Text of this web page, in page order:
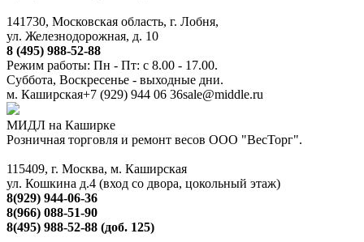
141730, Московская область, г. Лобня,
ул. Железнодорожная, д. 10
8 (495) 988-52-88
Режим работы: Пн - Пт: с 8.00 - 17.00.
Суббота, Воскресенье - выходные дни.
м. Каширская+7 (929) 944 06 36sale@middle.ru
МИДЛ на Каширке
Розничная торговля и ремонт весов ООО "ВесТорг".
115409, г. Москва, м. Каширская
ул. Кошкина д.4 (вход со двора, цокольный этаж)
8(929) 944-06-36
8(966) 088-51-90
8(495) 988-52-88 (доб. 125)